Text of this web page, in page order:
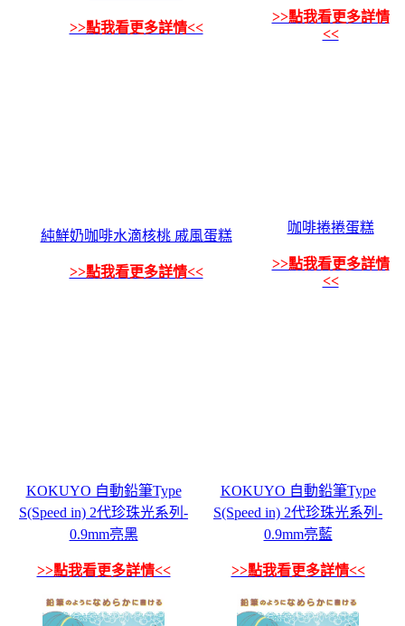
>>點我看更多詳情<<
>>點我看更多詳情
<<
純鮮奶咖啡水滴核桃 戚風蛋糕
>>點我看更多詳情<<
咖啡捲捲蛋糕
>>點我看更多詳情
<<
KOKUYO 自動鉛筆Type
S(Speed in) 2代珍珠光系列-
0.9mm亮黑
>>點我看更多詳情<<
KOKUYO 自動鉛筆Type
S(Speed in) 2代珍珠光系列-
0.9mm亮藍
>>點我看更多詳情<<